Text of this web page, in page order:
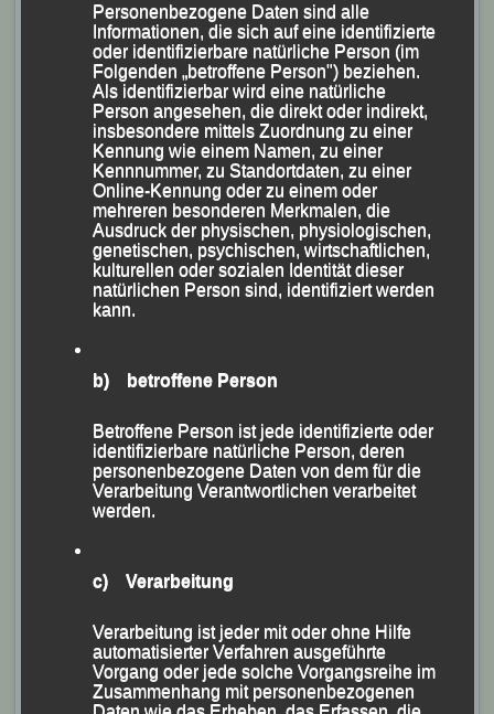
Michael Kirchberger auf dem Weg zum 21-km-Sieg
beim „Lindetwaldtrail“
Foto: K.S.
Klaffenböck (CLR Sauwald Schwarzmüller) und
Helmut Knuff (SVG Ruhstorf) und gewann zudem auch
seine AK M 40.
VeröffentlichtinAktuelles,Archiv 2026 |Markiert mit
Personenbezogene Daten sind alle
Informationen, die sich auf eine identifizierte
oder identifizierbare natürliche Person (im
Folgenden „betroffene Person") beziehen.
Als identifizierbar wird eine natürliche
Person angesehen, die direkt oder indirekt,
insbesondere mittels Zuordnung zu einer
Kennung wie einem Namen, zu einer
Kennnummer, zu Standortdaten, zu einer
Online-Kennung oder zu einem oder
mehreren besonderen Merkmalen, die
Ausdruck der physischen, physiologischen,
genetischen, psychischen, wirtschaftlichen,
kulturellen oder sozialen Identität dieser
natürlichen Person sind, identifiziert werden
kann.
b) betroffene Person
Betroffene Person ist jede identifizierte oder
identifizierbare natürliche Person, deren
personenbezogene Daten von dem für die
Verarbeitung Verantwortlichen verarbeitet
werden.
c) Verarbeitung
Verarbeitung ist jeder mit oder ohne Hilfe
automatisierter Verfahren ausgeführte
Vorgang oder jede solche Vorgangsreihe im
Zusammenhang mit personenbezogenen